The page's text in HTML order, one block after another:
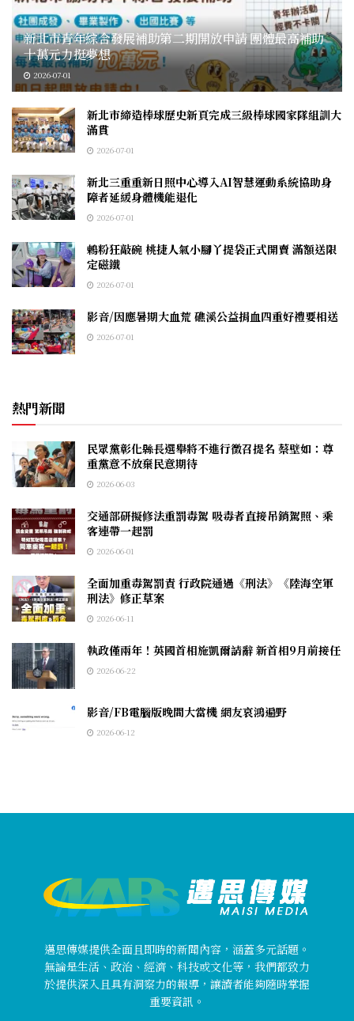
新北市青年綜合發展補助第二期開放申請 團體最高補助
十萬元力挺夢想
2026-07-01
新北市締造棒球歷史新頁完成三級棒球國家隊組訓大
滿貫
2026-07-01
新北三重重新日照中心導入AI智慧運動系統協助身
障者延緩身體機能退化
2026-07-01
鶇粉狂敲碗 桃捷人氣小腳丫提袋正式開賣 滿額送限
定磁鐵
2026-07-01
影音/因應暑期大血荒 礁溪公益捐血四重好禮要相送
2026-07-01
熱門新聞
民眾黨彰化縣長選舉將不進行徵召提名 蔡壁如：尊
重黨意不放棄民意期待
2026-06-03
交通部研擬修法重罰毒駕 吸毒者直接吊銷駕照、乘
客連帶一起罰
2026-06-01
全面加重毒駕罰責 行政院通過《刑法》《陸海空軍
刑法》修正草案
2026-06-11
執政僅兩年！英國首相施凱爾請辭 新首相9月前接任
2026-06-22
影音/FB電腦版晚間大當機 網友哀鴻遍野
2026-06-12
邁思傳媒提供全面且即時的新聞內容，涵蓋多元話題。
無論是生活、政治、經濟、科技或文化等，我們都致力
於提供深入且具有洞察力的報導，讓讀者能夠隨時掌握
重要資訊。